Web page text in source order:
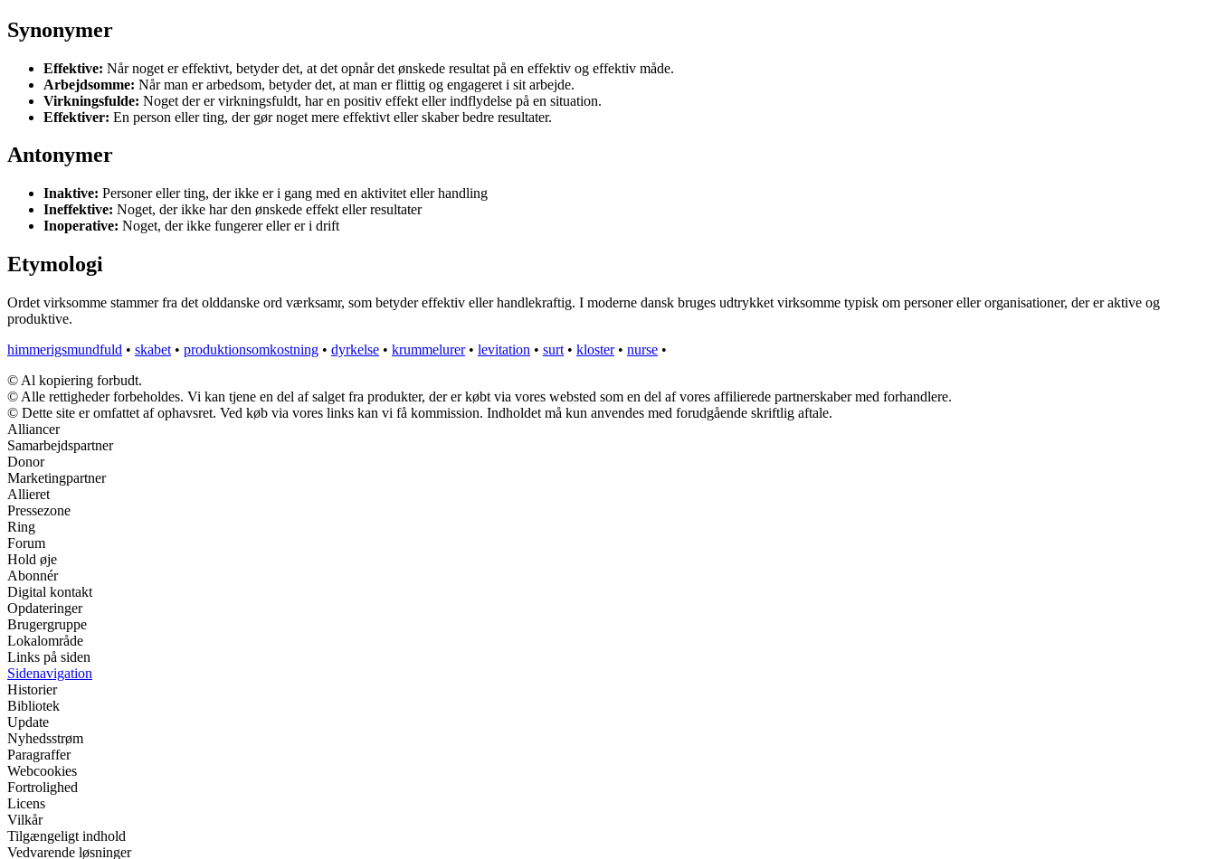
Synonymer
Effektive: Når noget er effektivt, betyder det, at det opnår det ønskede resultat på en effektiv og effektiv måde.
Arbejdsomme: Når man er arbedsom, betyder det, at man er flittig og engageret i sit arbejde.
Virkningsfulde: Noget der er virkningsfuldt, har en positiv effekt eller indflydelse på en situation.
Effektiver: En person eller ting, der gør noget mere effektivt eller skaber bedre resultater.
Antonymer
Inaktive: Personer eller ting, der ikke er i gang med en aktivitet eller handling
Ineffektive: Noget, der ikke har den ønskede effekt eller resultater
Inoperative: Noget, der ikke fungerer eller er i drift
Etymologi
Ordet virksomme stammer fra det olddanske ord værksamr, som betyder effektiv eller handlekraftig. I moderne dansk bruges udtrykket virksomme typisk om personer eller organisationer, der er aktive og
produktive.
himmerigsmundfuld • skabet • produktionsomkostning • dyrkelse • krummelurer• levitation • surt • kloster• nurse •
© Al kopiering forbudt.
© Alle rettigheder forbeholdes. Vi kan tjene en del af salget fra produkter, der er købt via vores websted som en del af vores affilierede partnerskaber med forhandlere.
© Dette site er omfattet af ophavsret. Ved køb via vores links kan vi få kommission. Indholdet må kun anvendes med forudgående skriftlig aftale.
Alliancer
Samarbejdspartner
Donor
Marketingpartner
Allieret
Pressezone
Ring
Forum
Hold øje
Abonnér
Digital kontakt
Opdateringer
Brugergruppe
Lokalområde
Links på siden
Sidenavigation
Historier
Bibliotek
Update
Nyhedsstrøm
Paragraffer
Webcookies
Fortrolighed
Licens
Vilkår
Tilgængeligt indhold
Vedvarende løsninger